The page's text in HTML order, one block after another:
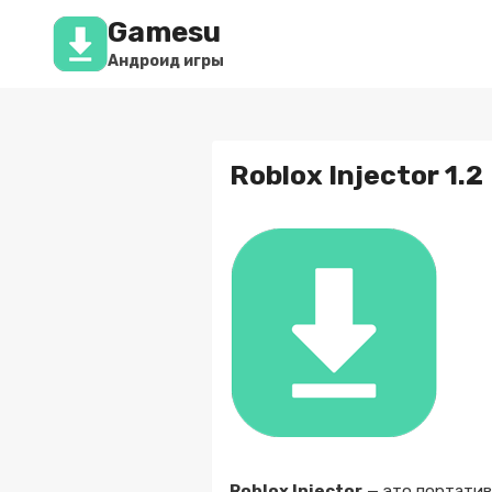
Перейти
содержимому
Gamesu
Андроид игры
Roblox Injector 1.2